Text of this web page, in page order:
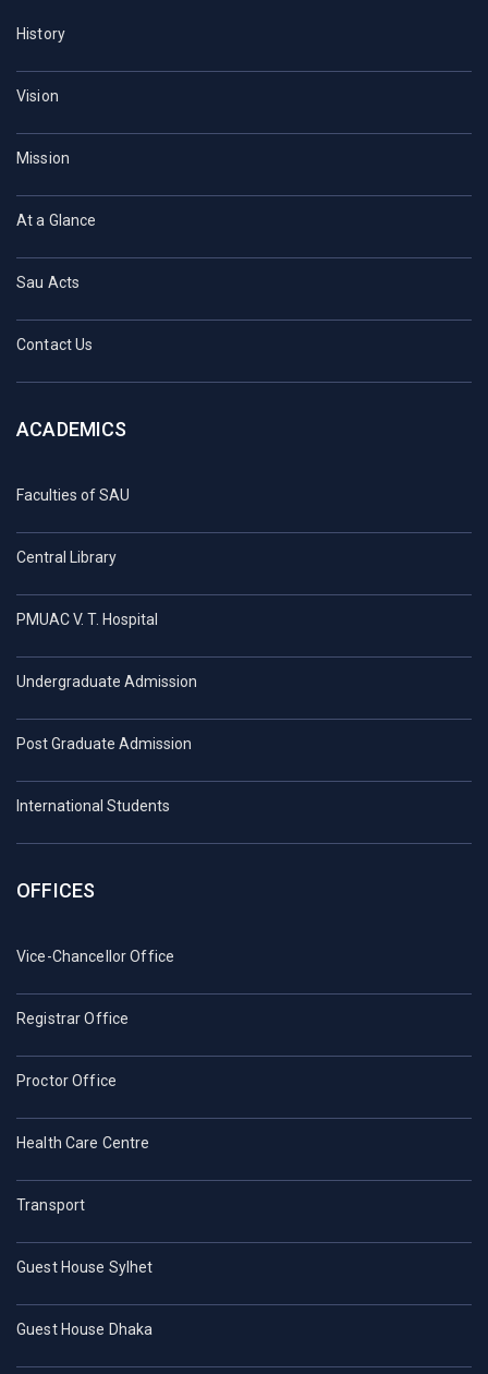
History
Vision
Mission
At a Glance
Sau Acts
Contact Us
ACADEMICS
Faculties of SAU
Central Library
PMUAC V. T. Hospital
Undergraduate Admission
Post Graduate Admission
International Students
OFFICES
Vice-Chancellor Office
Registrar Office
Proctor Office
Health Care Centre
Transport
Guest House Sylhet
Guest House Dhaka